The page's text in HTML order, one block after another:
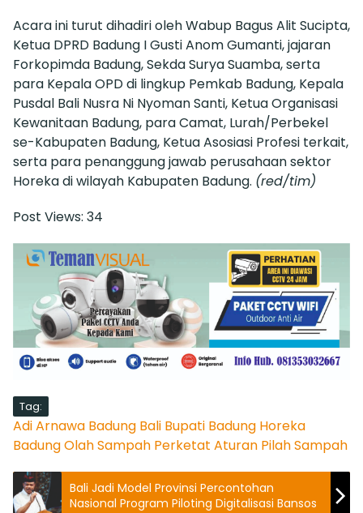
Acara ini turut dihadiri oleh Wabup Bagus Alit Sucipta,
Ketua DPRD Badung I Gusti Anom Gumanti, jajaran
Forkopimda Badung, Sekda Surya Suamba, serta
para Kepala OPD di lingkup Pemkab Badung, Kepala
Pusdal Bali Nusra Ni Nyoman Santi, Ketua Organisasi
Kewanitaan Badung, para Camat, Lurah/Perbekel
se-Kabupaten Badung, Ketua Asosiasi Profesi terkait,
serta para penanggung jawab perusahaan sektor
Horeka di wilayah Kabupaten Badung. (red/tim)
Post Views: 34
Tag:
Adi Arnawa Badung Bali Bupati Badung Horeka
BadungOlah Sampah Perketat Aturan Pilah Sampah
Bali Jadi Model Provinsi Percontohan
Nasional Program Piloting Digitalisasi Bansos